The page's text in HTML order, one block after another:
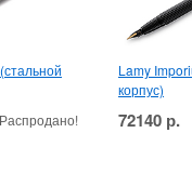
Распродано!
Lamy
корпус)
72140 р.